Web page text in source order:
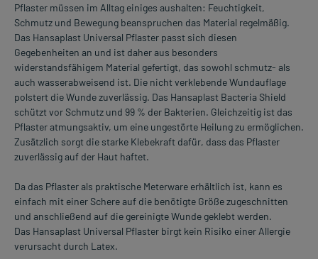
Pflaster müssen im Alltag einiges aushalten: Feuchtigkeit,
Schmutz und Bewegung beanspruchen das Material regelmäßig.
Das Hansaplast Universal Pflaster passt sich diesen
Gegebenheiten an und ist daher aus besonders
widerstandsfähigem Material gefertigt, das sowohl schmutz- als
auch wasserabweisend ist. Die nicht verklebende Wundauflage
polstert die Wunde zuverlässig. Das Hansaplast Bacteria Shield
schützt vor Schmutz und 99 % der Bakterien. Gleichzeitig ist das
Pflaster atmungsaktiv, um eine ungestörte Heilung zu ermöglichen.
Zusätzlich sorgt die starke Klebekraft dafür, dass das Pflaster
zuverlässig auf der Haut haftet.
Da das Pflaster als praktische Meterware erhältlich ist, kann es
einfach mit einer Schere auf die benötigte Größe zugeschnitten
und anschließend auf die gereinigte Wunde geklebt werden.
Das Hansaplast Universal Pflaster birgt kein Risiko einer Allergie
verursacht durch Latex.